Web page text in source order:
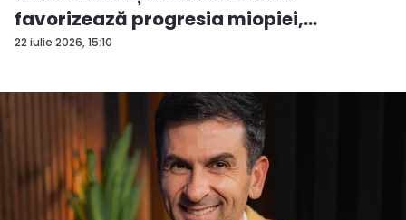
22 iulie 2026, 15:10
favorizează progresia miopiei,
potrivit...